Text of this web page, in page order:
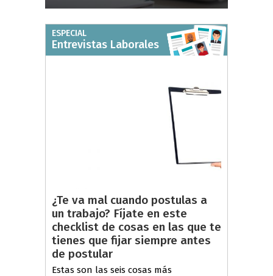
ESPECIAL
Entrevistas Laborales
¿Te va mal cuando postulas a
un trabajo? Fíjate en este
checklist de cosas en las que te
tienes que fijar siempre antes
de postular
Estas son las seis cosas más